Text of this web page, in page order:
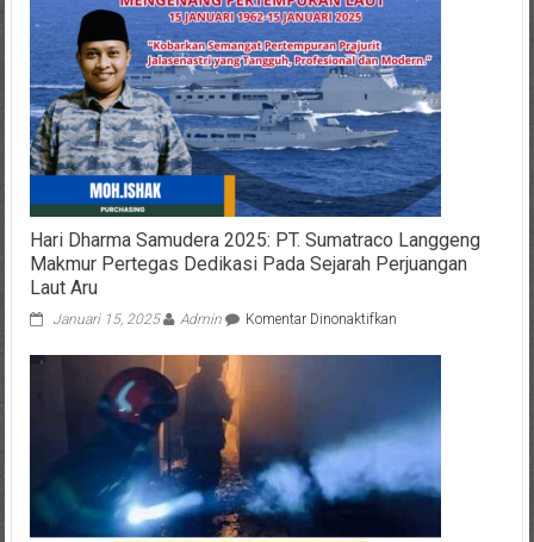
Hari Dharma Samudera 2025: PT. Sumatraco Langgeng
Makmur Pertegas Dedikasi Pada Sejarah Perjuangan
Laut Aru
Januari 15, 2025 Admin Komentar Dinonaktifkanpada
Dharma
PT.
Sumatraco
Makmur